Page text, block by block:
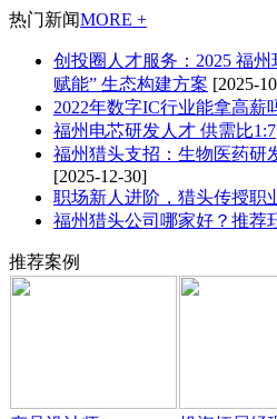
热门新闻MORE +
创投圈人才服务：2025 福
赋能” 生态构建方案 [2025-
2022年数字IC行业能拿高薪
福州电芯研发人才 供需比1:7
福州猎头支招：生物医药研
[2025-12-30]
职场新人进阶，猎头传授职
福州猎头公司哪家好？推荐
推荐案例